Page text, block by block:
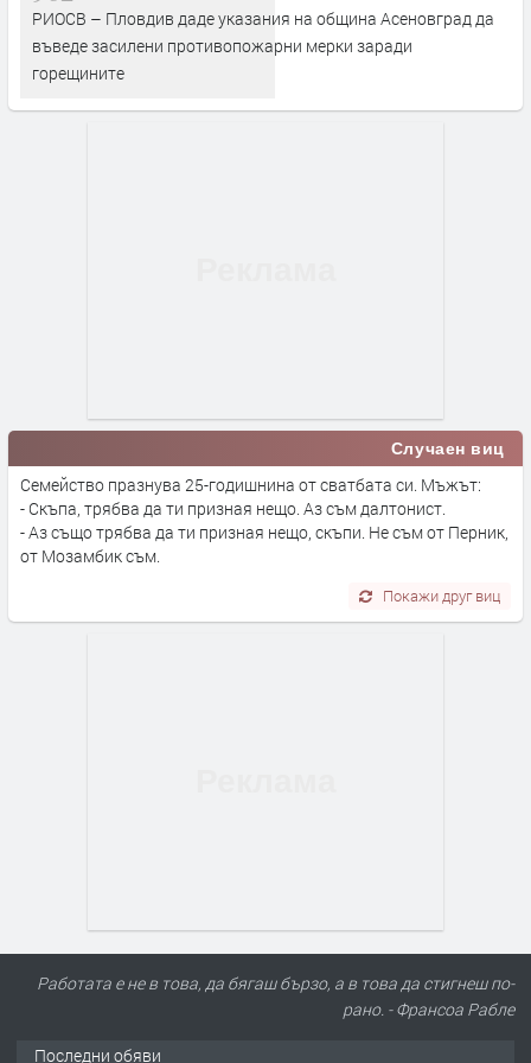
РИОСВ – Пловдив даде указания на община Асеновград да
въведе засилени противопожарни мерки заради
горещините
Случаен виц
Семейство празнува 25-годишнина от сватбата си. Мъжът:
- Скъпа, трябва да ти призная нещо. Аз съм далтонист.
- Аз също трябва да ти призная нещо, скъпи. Не съм от Перник,
от Мозамбик съм.
Покажи друг виц
Работата е не в това, да бягаш бързо, а в това да стигнеш по-
рано. - Франсоа Рабле
Последни обяви